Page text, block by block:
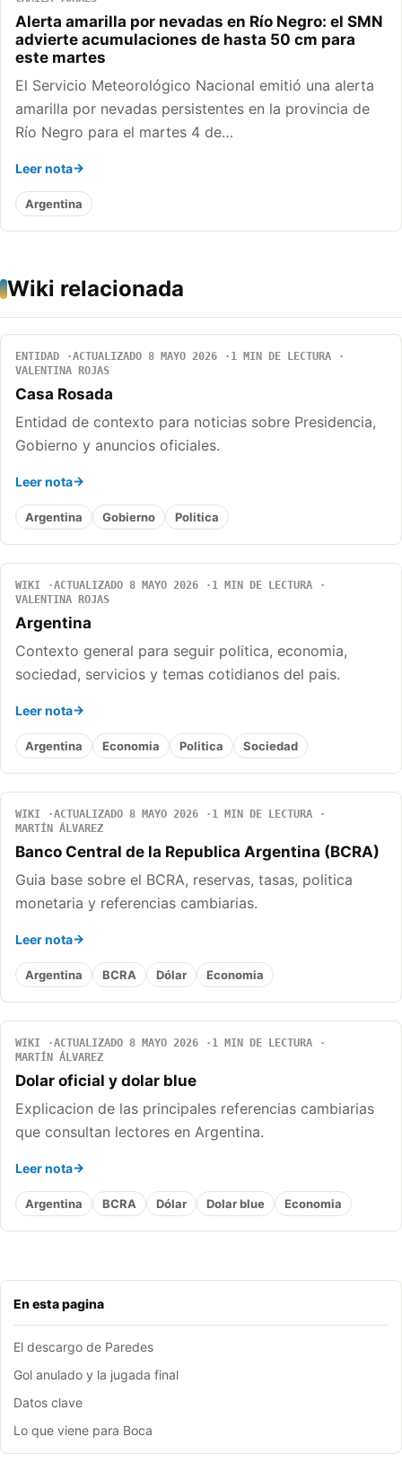
En esta pagina
El descargo de Paredes
Gol anulado y la jugada final
Datos clave
Lo que viene para Boca
Alerta amarilla por nevadas en Río Negro: el SMN
advierte acumulaciones de hasta 50 cm para
este martes
El Servicio Meteorológico Nacional emitió una alerta
amarilla por nevadas persistentes en la provincia de
Río Negro para el martes 4 de…
Leer nota
Argentina
Wiki relacionada
ENTIDAD ACTUALIZADO 8 MAYO 2026
1 MIN DE LECTURA
VALENTINA ROJAS
Casa Rosada
Entidad de contexto para noticias sobre Presidencia,
Gobierno y anuncios oficiales.
Leer nota
Argentina Gobierno Politica
WIKI ACTUALIZADO 8 MAYO 2026
1 MIN DE LECTURA
VALENTINA ROJAS
Argentina
Contexto general para seguir politica, economia,
sociedad, servicios y temas cotidianos del pais.
Leer nota
Argentina Economia Politica Sociedad
WIKI ACTUALIZADO 8 MAYO 2026
1 MIN DE LECTURA
MARTÍN ÁLVAREZ
Banco Central de la Republica Argentina (BCRA)
Guia base sobre el BCRA, reservas, tasas, politica
monetaria y referencias cambiarias.
Leer nota
Argentina BCRA Dólar Economia
WIKI ACTUALIZADO 8 MAYO 2026
1 MIN DE LECTURA
MARTÍN ÁLVAREZ
Dolar oficial y dolar blue
Explicacion de las principales referencias cambiarias
que consultan lectores en Argentina.
Leer nota
Argentina BCRA Dólar Dolar blue Economia